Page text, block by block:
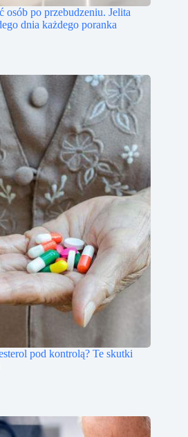
osób po przebudzeniu. Jelita
dnia każdego poranka
pod kontrolą? Te skutki